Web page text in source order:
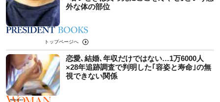
外な体の部位
トップページへ
恋愛､結婚､年収だけではない…1万6000人
×28年追跡調査で判明した｢容姿と寿命｣の無
視できない関係